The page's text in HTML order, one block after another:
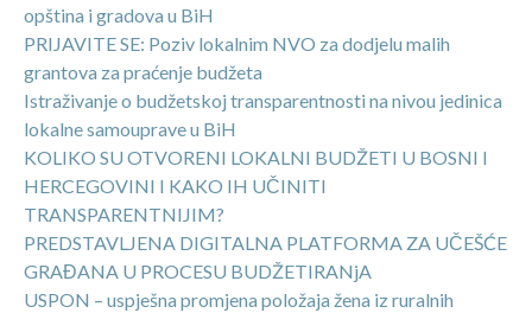
opština i gradova u BiH
PRIJAVITE SE: Poziv lokalnim NVO za dodjelu malih
grantova za praćenje budžeta
Istraživanje o budžetskoj transparentnosti na nivou jedinica
lokalne samouprave u BiH
KOLIKO SU OTVORENI LOKALNI BUDŽETI U BOSNI I
HERCEGOVINI I KAKO IH UČINITI
TRANSPARENTNIJIM?
PREDSTAVLJENA DIGITALNA PLATFORMA ZA UČEŠĆE
GRAĐANA U PROCESU BUDŽETIRANjA
USPON – uspješna promjena položaja žena iz ruralnih